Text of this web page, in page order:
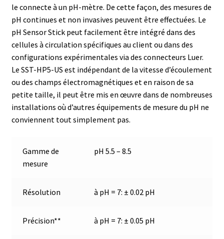
Bains à ultrasons
Bec Bunsen
Bioréacteur
Blocs thermostatés
Boites à gants
Calibrateur de température
Caméra – Vision
Capteur de température
le connecte à un pH-mètre. De cette façon, des mesures de
pH continues et non invasives peuvent être effectuées. Le
pH Sensor Stick peut facilement être intégré dans des
cellules à circulation spécifiques au client ou dans des
configurations expérimentales via des connecteurs Luer.
Le SST-HP5-US est indépendant de la vitesse d’écoulement
ou des champs électromagnétiques et en raison de sa
petite taille, il peut être mis en œuvre dans de nombreuses
installations où d’autres équipements de mesure du pH ne
conviennent tout simplement pas.
Gamme de
mesure
pH 5.5 – 8.5
Résolution à pH = 7: ± 0.02 pH
Précision** à pH = 7: ± 0.05 pH